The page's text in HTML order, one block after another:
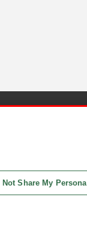
Not Share My